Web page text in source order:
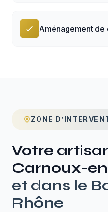
Aménagement de
ZONE
Votre
Carnoux-
et dans le
Rhône